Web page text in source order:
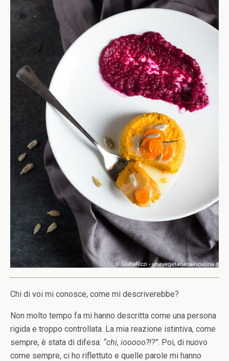
Chi di voi mi conosce, come mi descriverebbe?
Non molto tempo fa mi hanno descritta come una persona
rigida e troppo controllata. La mia reazione istintiva, come
sempre, è stata di difesa: “chi, iooooo?!?”. Poi, di nuovo
come sempre, ci ho riflettuto e quelle parole mi hanno